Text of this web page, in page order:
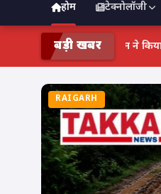
होम टेक्नोलॉजी
बड़ी खबर
फर्जी समझकर खाकी कर रही थी
RAIGARH